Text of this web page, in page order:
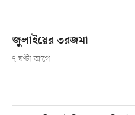
জুলাইয়ের তরজমা
৭ ঘণ্টা আগে